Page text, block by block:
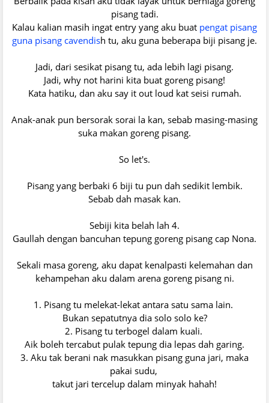
pisang tadi.
Kalau kalian masih ingat entry yang aku buat pengat pisang
guna pisang cavendish tu, aku guna beberapa biji pisang je.
Jadi, dari sesikat pisang tu, ada lebih lagi pisang.
Jadi, why not harini kita buat goreng pisang!
Kata hatiku, dan aku say it out loud kat seisi rumah.
Anak-anak pun bersorak sorai la kan, sebab masing-masing
suka makan goreng pisang.
So let's.
Pisang yang berbaki 6 biji tu pun dah sedikit lembik.
Sebab dah masak kan.
Sebiji kita belah lah 4.
Gaullah dengan bancuhan tepung goreng pisang cap Nona.
Sekali masa goreng, aku dapat kenalpasti kelemahan dan
kehampehan aku dalam arena goreng pisang ni.
1. Pisang tu melekat-lekat antara satu sama lain.
Bukan sepatutnya dia solo solo ke?
2. Pisang tu terbogel dalam kuali.
Aik boleh tercabut pulak tepung dia lepas dah garing.
3. Aku tak berani nak masukkan pisang guna jari, maka
pakai sudu,
takut jari tercelup dalam minyak hahah!